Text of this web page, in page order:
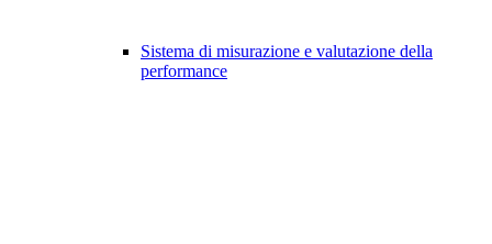
Sistema di misurazione e valutazione della
performance